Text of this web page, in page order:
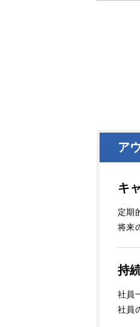
ア
キ
定期
将来
持
社員
社員